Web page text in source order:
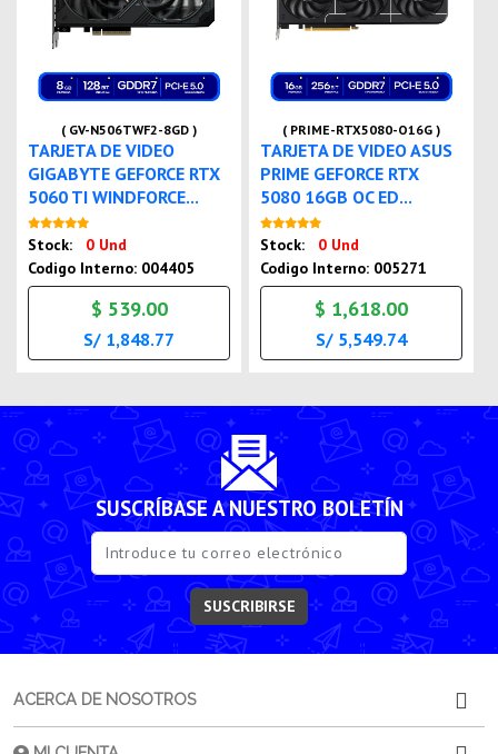
( GV-N506TWF2-8GD )
TARJETA DE VIDEO
GIGABYTE GEFORCE RTX
5060 TI WINDFORCE...
Stock:
0 Und
Codigo Interno: 004405
$ 539.00
S/ 1,848.77
( PRIME-RTX5080-O16G )
TARJETA DE VIDEO ASUS
PRIME GEFORCE RTX
5080 16GB OC ED...
Stock:
0 Und
Codigo Interno: 005271
$ 1,618.00
S/ 5,549.74
SUSCRÍBASE A NUESTRO BOLETÍN
SUSCRIBIRSE
ACERCA DE NOSOTROS